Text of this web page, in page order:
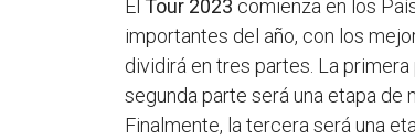
ElTour 2023 comienza en los
importantes del año, con los
dividirá en tres partes. La
segunda parte será una etapa de
Finalmente, la tercera será una